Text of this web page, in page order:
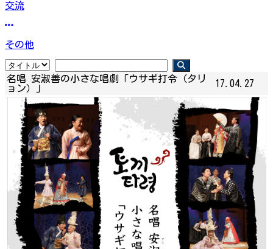
交流
その他
名唱 安淑善の小さな唱劇「ウサギ打令（タリ
ョン）」
17.04.27